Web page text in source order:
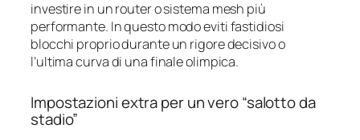
investire in un router o sistema mesh più
performante. In questo modo eviti fastidiosi
blocchi proprio durante un rigore decisivo o
l’ultima curva di una finale olimpica.
Impostazioni extra per un vero “salotto da
stadio”